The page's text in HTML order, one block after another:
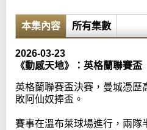
本集內容 所有集數
2026-03-23
《動感天地》：英格蘭聯賽
英格蘭聯賽盃決賽，曼城憑歷
敗阿仙奴捧盃。
賽事在溫布萊球場進行，兩隊